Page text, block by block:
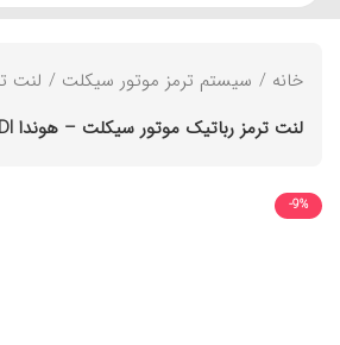
خانه سیستم ترمز موتور سیکلت
لنت
لنت ترمز رباتیک موتور سیکلت – هوندا CG \ CDI
-9%